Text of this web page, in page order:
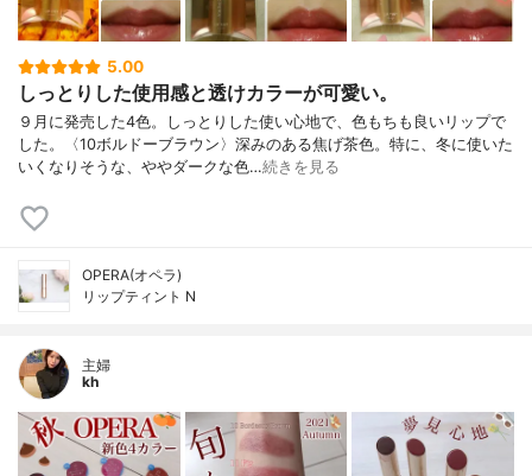
5.00
しっとりした使用感と透けカラーが可愛い。
９月に発売した4色。しっとりした使い心地で、色もちも良いリップで
した。〈10ボルドーブラウン〉深みのある焦げ茶色。特に、冬に使いた
いくなりそうな、ややダークな色…続きを見る
OPERA(オペラ)
リップティント N
主婦
kh